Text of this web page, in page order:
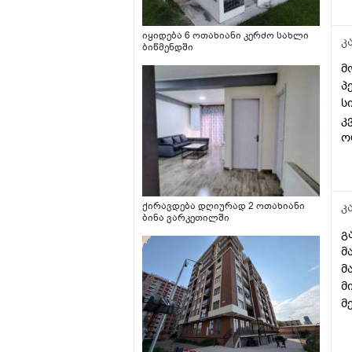
იყიდება 6 ოთახიანი კერძო სახლი
ბიწმენდში
ქირავდება დღიურად 2 ოთახიანი
ბინა ვარკეთილში